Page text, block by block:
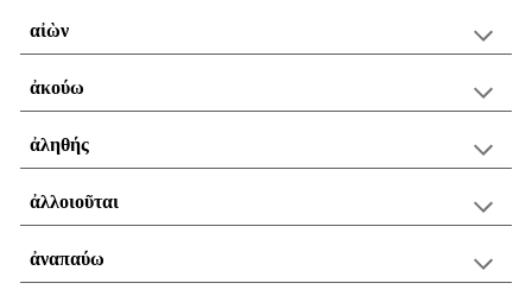
αἰὼν
ἀκούω
ἀληθής
ἀλλοιοῦται
ἀναπαύω